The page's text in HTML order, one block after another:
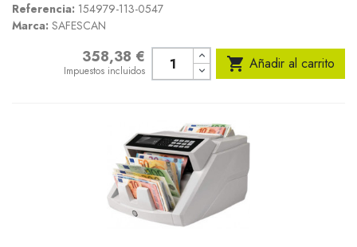
Referencia: 154979-113-0547
Marca: SAFESCAN
Precio358,38 €
Impuestos incluidos  Añadir al carrito